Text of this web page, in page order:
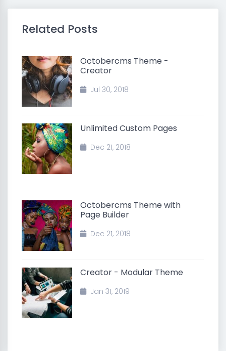
Related Posts
Octobercms Theme -
Creator
Jul 30, 2018
Unlimited Custom Pages
Dec 21, 2018
Octobercms Theme with
Page Builder
Dec 21, 2018
Creator - Modular Theme
Jan 31, 2019